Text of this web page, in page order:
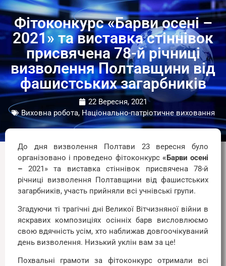
Фітоконкурс «Барви осені –
2021» та виставка стіннівок
присвячена 78-й річниці
визволення Полтавщини від
фашистських загарбників
22 Вересня, 2021
Виховна робота, Національно-патріотичне виховання
До дня визволення Полтави 23 вересня було
організовано і проведено фітоконкурс «Барви осені
– 2021» та виставка стіннівок присвячена 78-й
річниці визволення Полтавщини від фашистських
загарбників, участь прийняли всі учнівські групи.
Згадуючи ті трагічні дні Великої Вітчизняної війни в
яскравих композиціях осінніх барв висловлюємо
свою вдячність усім, хто наближав довгоочікуваний
день визволення. Низький уклін вам за це!
Похвальні грамоти за фітоконкурс отримали всі